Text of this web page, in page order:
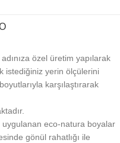
özel üretim yapılarak
istediğiniz yerin ölçülerini
karşılaştırarak
eco-natura boyalar
gönül rahatlığı ile